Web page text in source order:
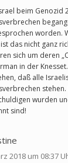
beim Genozid
worden.
das nicht ganz
sich um deren
in der
daß alle
wurden
sind!
2018 um 08:37